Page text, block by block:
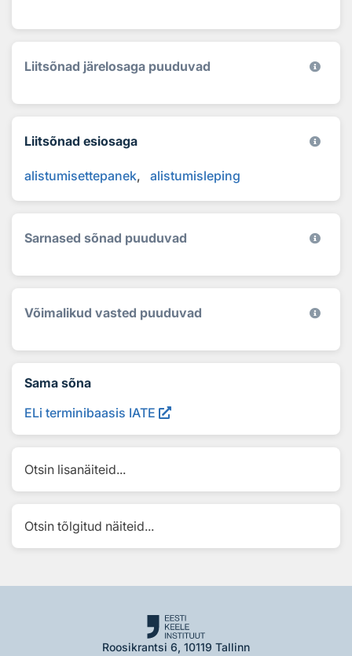
Liitsõnad järelosaga puuduvad
Liitsõnad esiosaga
alistumisettepanek alistumisleping
Sarnased sõnad puuduvad
Võimalikud vasted puuduvad
Sama sõna
ELi terminibaasis IATE
Otsin lisanäiteid...
Otsin tõlgitud näiteid...
Roosikrantsi 6, 10119 Tallinn